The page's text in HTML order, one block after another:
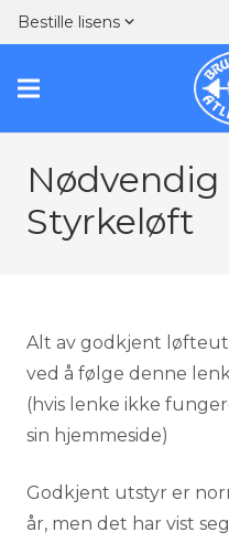
Bestille lisens
Nødvendig
Styrkeløft
Alt av godkjent
ved å følge denne
(hvis lenke ikke
sin hjemmeside)
Godkjent utstyr er
år, men det har vist